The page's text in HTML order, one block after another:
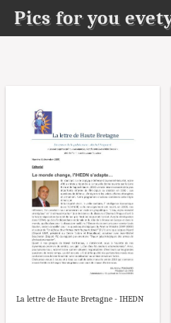
Pics for you
La lettre de Haute Bretagne - IHEDN